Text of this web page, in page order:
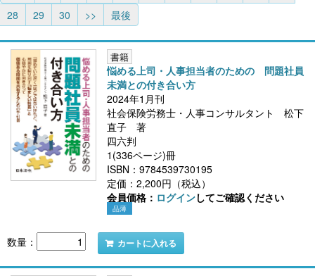
28
29 30 >> 最後
書籍
悩める上司・人事担当者のための 問題社員
未満との付き合い方
2024年1月刊
社会保険労務士・人事コンサルタント 松下
直子 著
四六判
1(336ページ)冊
ISBN：9784539730195
定価：2,200円（税込）
会員価格： ログインしてご確認ください
品薄
数量： カートに入れる